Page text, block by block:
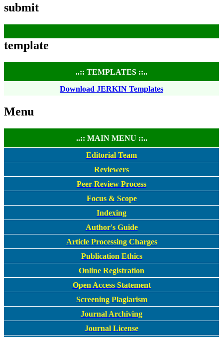
submit
template
..:: TEMPLATES ::..
Download JERKIN Templates
Menu
..:: MAIN MENU ::..
Editorial Team
Reviewers
Peer Review Process
Focus & Scope
Indexing
Author's Guide
Article Processing Charges
Publication Ethics
Online Registration
Open Access Statement
Screening Plagiarism
Journal Archiving
Journal License